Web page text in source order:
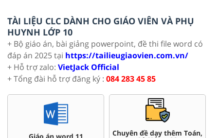
TÀI LIỆU CLC DÀNH CHO GIÁO VIÊN VÀ PHỤ
HUYNH LỚP 10
+ Bộ giáo án, bài giảng powerpoint, đề thi file word có
đáp án 2025 tại https://tailieugiaovien.com.vn/
+ Hỗ trợ zalo: VietJack Official
+ Tổng đài hỗ trợ đăng ký : 084 283 45 85
Chuyên đề dạy thêm Toán,